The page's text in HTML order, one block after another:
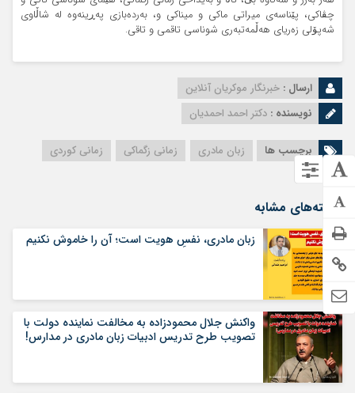
چڤاکی، پێناسەی میراتی ماکی و میناکی و، بەردەبازی پەڕینەوە لە شاڵاوی
شەپۆلی زەریای هەڵمەتبەری شوناسی تاقمی و تاقی.
ارسال : خبرنگار موکریان آنلاین
نویسنده : دکتر احمد احمدیان
برچسب ها زبان مادری زمانی زگماکی زمانی کوردی
نوشته‌های مشابه
زبان مادری، نفسِ هویت است؛ آن را خاموش نکنیم
واکنش جلال محمودزاده به مخالفت نماینده دولت با
تصویب طرح تدریس ادبیات زبان مادری در مدارس!